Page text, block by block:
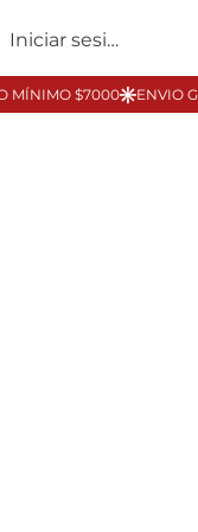
Iniciar sesión